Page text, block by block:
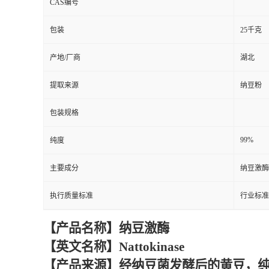
CAS编号
包装 25千克
产地/厂商 湖北
提取来源 纳豆粉
包装规格
纯度 99%
主要成分 纳豆激酶
执行质量标准 行业标准
【产品名称】纳豆激酶
【英文名称】Nattokinase
【产品来源】经纳豆菌发酵后的黄豆，